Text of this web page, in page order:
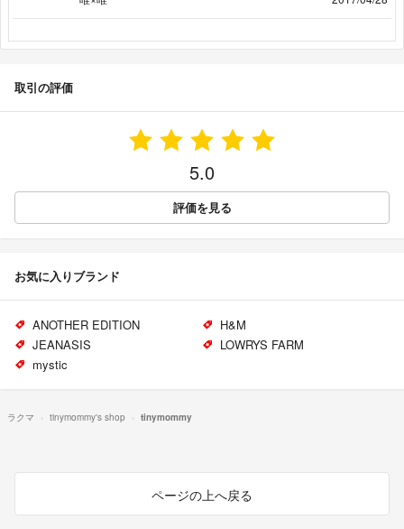
取引の評価
5.0
評価を見る
お気に入りブランド
ANOTHER EDITION
H&M
JEANASIS
LOWRYS FARM
mystic
ラクマ tinymommy's shop tinymommy
ページの上へ戻る